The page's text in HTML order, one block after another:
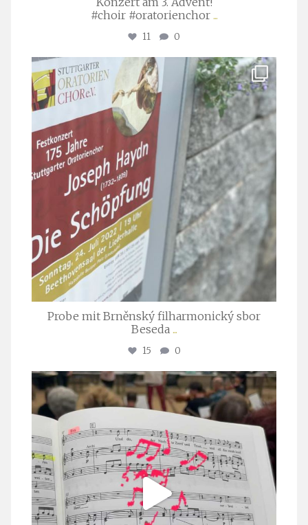
#choir #oratorienchor ...
11 0
stuttgarter_oratorienchor
Juli 23
Probe mit Brněnský filharmonický sbor
Beseda ...
15 0
stuttgarter_oratorienchor
Juli 23